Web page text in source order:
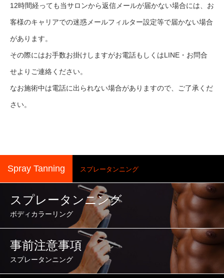
12時間経っても当サロンから返信メールが届かない場合には、お
客様のキャリアでの迷惑メールフィルター設定等で届かない場合
があります。
その際にはお手数お掛けしますがお電話もしくはLINE・お問合
せよりご連絡ください。
なお施術中は電話に出られない場合がありますので、ご了承くだ
さい。
Spray Tanning スプレータンニング
スプレータンニング
ボディカラーリング
事前注意事項
スプレータンニング